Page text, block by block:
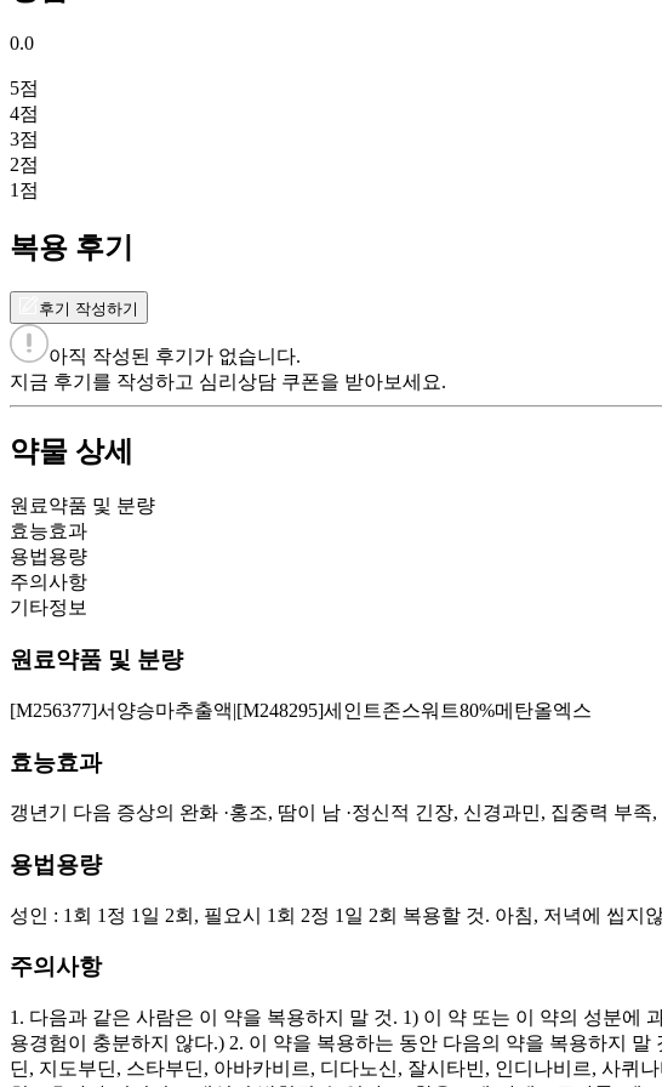
0.0
5점
4점
3점
2점
1 점
복용 후기
후기 작성하기
아직 작성된 후기가 없습니다.
지금 후기를 작성하고 심리상담 쿠폰을 받아보세요.
약물 상세
원료약품 및 분량
효능효과
용법용량
주의사항
기타정보
원료약품 및 분량
[M256377]서양승마추출액|[M248295]세인트존스워트80%메탄올엑스
효능효과
갱년기 다음 증상의 완화 ·홍조, 땀이 남 ·정신적 긴장, 신경과민, 집중력 부
용법용량
성인 : 1회 1정 1일 2회, 필요시 1회 2정 1일 2회 복용할 것. 아침, 저녁에 씹지
주의사항
1. 다음과 같은 사람은 이 약을 복용하지 말 것. 1) 이 약 또는 이 약의 성분
용경험이 충분하지 않다.) 2. 이 약을 복용하는 동안 다음의 약을 복용하지
딘, 지도부딘, 스타부딘, 아바카비르, 디다노신, 잘시타빈, 인디나비르, 사퀴